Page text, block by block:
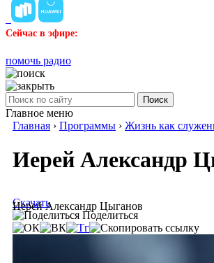
Сейчас в эфире:
помочь радио
Поиск
Главное меню
Главная › Программы › Жизнь как
Иерей Александр
Иерей Александр Цыганов
Скачать
Поделиться